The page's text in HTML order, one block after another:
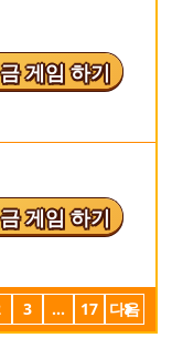
게임 하기
게임 하기
3 ... 17 다음